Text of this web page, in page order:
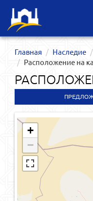
Главная Наследие
Расположение на
+
−